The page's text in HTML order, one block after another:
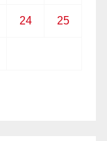
24 25